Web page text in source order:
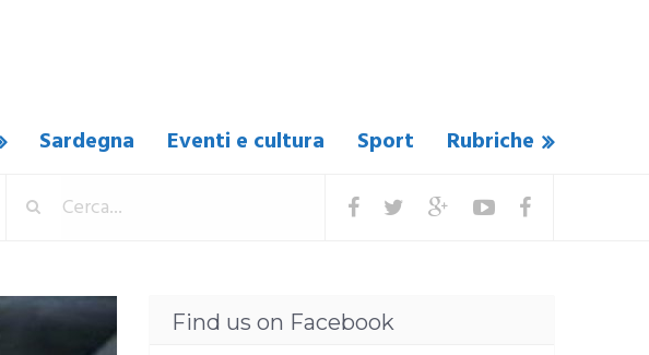
Sardegna Eventi e cultura Sport Rubriche
Find us on Facebook